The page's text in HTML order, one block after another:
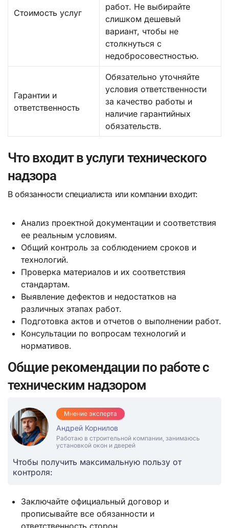
Стоимость услуг
работ. Не выбирайте
слишком дешевый
вариант, чтобы не
столкнуться с
недобросовестностью.
Гарантии и
ответственность
Обязательно уточняйте
условия ответственности
за качество работы и
наличие гарантийных
обязательств.
Что входит в услуги технического
надзора
В обязанности специалиста или компании входит:
Анализ проектной документации и соответствия
ее реальным условиям.
Общий контроль за соблюдением сроков и
технологий.
Проверка материалов и их соответствия
стандартам.
Выявление дефектов и недостатков на
различных этапах работ.
Подготовка актов и отчетов о выполнении работ.
Консультации по вопросам технологий и
нормативов.
Общие рекомендации по работе с
техническим надзором
Мнение эксперта
Андрей Корнилов
Работаю в строительной компании, занимаюсь
установкой окон и дверей
Чтобы получить максимальную пользу от
контроля:
Заключайте официальный договор и
прописывайте все обязанности и